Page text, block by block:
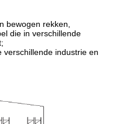
bewogen rekken,
die in verschillende
verschillende industrie en